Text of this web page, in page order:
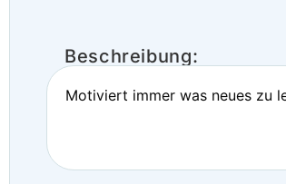
Beschreibung:
Motiviert immer was neues zu